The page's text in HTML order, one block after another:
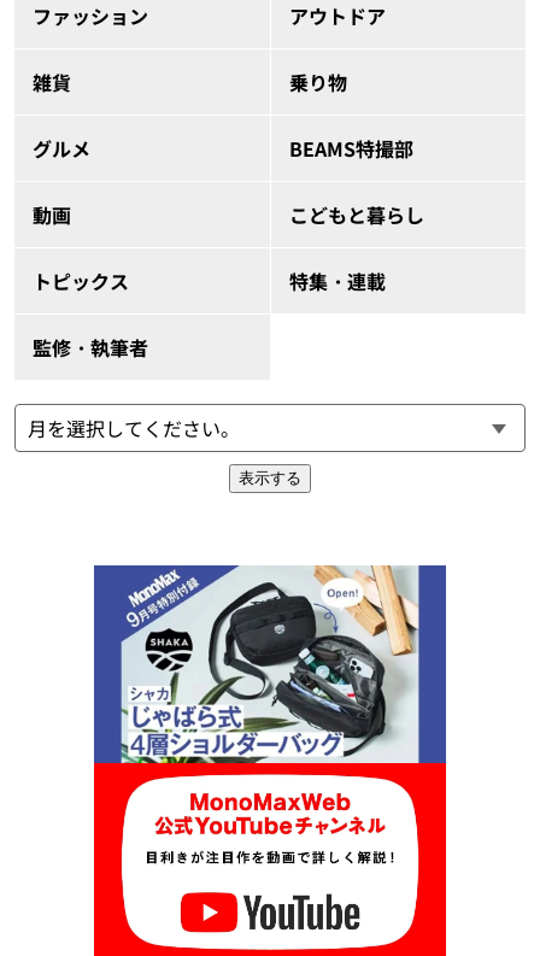
ファッション アウトドア
雑貨 乗り物
グルメ BEAMS特撮部
動画 こどもと暮らし
トピックス 特集・連載
監修・執筆者
表示する